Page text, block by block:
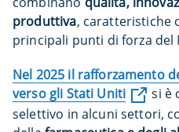
produttiva, caratteristiche
principali punti di forza del
Nel 2025 il rafforzamento
verso gli Stati Uniti
si è
selettivo in alcuni settori,